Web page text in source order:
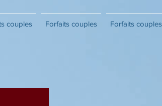
couples Forfaits couples Forfaits couples